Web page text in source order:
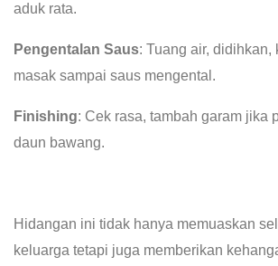
aduk rata.
Pengentalan Saus: Tuang air, didihkan,
masak sampai saus mengental.
Finishing: Cek rasa, tambah garam jika
daun bawang.
Hidangan ini tidak hanya memuaskan
keluarga tetapi juga memberikan